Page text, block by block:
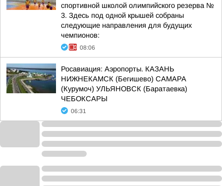
спортивной школой олимпийского резерва №
3. Здесь под одной крышей собраны
следующие направления для будущих
чемпионов:
08:06
Росавиация: Аэропорты. КАЗАНЬ
НИЖНЕКАМСК (Бегишево) САМАРА
(Курумоч) УЛЬЯНОВСК (Баратаевка)
ЧЕБОКСАРЫ
06:31